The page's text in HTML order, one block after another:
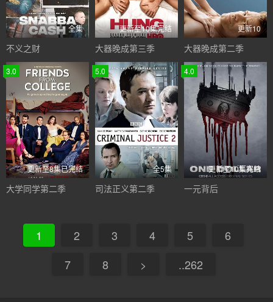
全集
不义之财
更新至10集完结
大器晚成第三季
更新10
大器晚成第二季
3.0
更新至8集已完结
大学同学第二季
5.0
全5集
司法正义第二季
4.0
更新至10集完结
一元背后
1 2 3 4 5
6
7
8 > ..262